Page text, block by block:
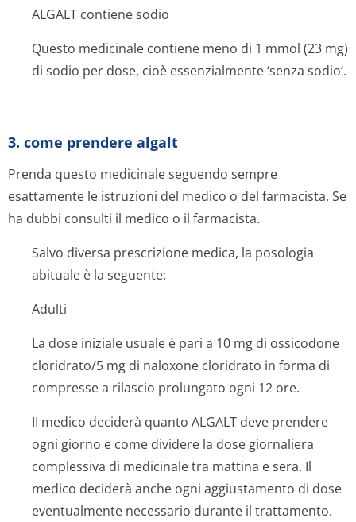
ALGALT contiene sodio
Questo medicinale contiene meno di 1 mmol (23 mg)
di sodio per dose, cioè essenzialmente ‘senza sodio’.
3. come prendere algalt
Prenda questo medicinale seguendo sempre
esattamente le istruzioni del medico o del farmacista. Se
ha dubbi consulti il medico o il farmacista.
Salvo diversa prescrizione medica, la posologia
abituale è la seguente:
Adulti
La dose iniziale usuale è pari a 10 mg di ossicodone
cloridrato/5 mg di naloxone cloridrato in forma di
compresse a rilascio prolungato ogni 12 ore.
II medico deciderà quanto ALGALT deve prendere
ogni giorno e come dividere la dose giornaliera
complessiva di medicinale tra mattina e sera. Il
medico deciderà anche ogni aggiustamento di dose
eventualmente necessario durante il trattamento.